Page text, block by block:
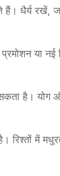
धैर्य रखें, जल्द
या नई
है। योग
में